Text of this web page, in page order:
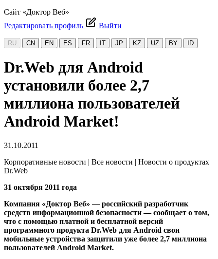
Сайт «Доктор Веб»
Редактировать профиль
Выйти
RU CN EN ES FR IT JP KZ UZ BY ID
Dr.Web для Android
установили более 2,7
миллиона пользователей
Android Market!
31.10.2011
Корпоративные новости | Все новости | Новости о продуктах
Dr.Web
31 октября 2011 года
Компания «Доктор Веб» — российский разработчик
средств информационной безопасности — сообщает о том,
что с помощью платной и бесплатной версий
программного продукта Dr.Web для Android свои
мобильные устройства защитили уже более 2,7 миллиона
пользователей Android Market.